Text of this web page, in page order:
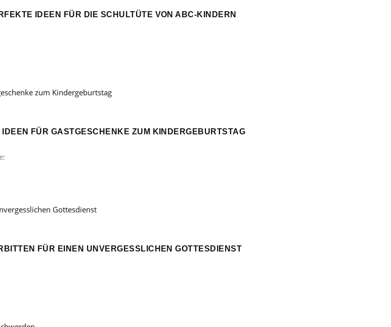
IDEEN FÜR DIE SCHULTÜTE VON ABC-KINDERN
FÜR GASTGESCHENKE ZUM KINDERGEBURTSTAG
FÜR EINEN UNVERGESSLICHEN GOTTESDIENST